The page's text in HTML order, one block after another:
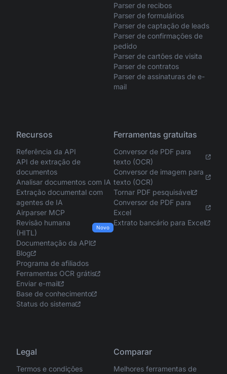
Parser de recibos
Parser de formulários
Parser de captação de leads
Parser de confirmações de
pedido
Parser de cartões de visita
Parser de contratos
Parser de assinaturas de e-
mail
Recursos
Referência da API
API de extração de
documentos
Analisar documentos com IA
Extração documental com
agentes de IA
Airparser MCP
Revisão humana
(HITL)
Novo
Documentação da API
Blog
Programa de afiliados
Ferramentas OCR grátis
Enviar e-mail
Base de conhecimento
Status do sistema
Ferramentas gratuitas
Conversor de PDF para
texto (OCR)
Conversor de imagem para
texto (OCR)
Tornar PDF pesquisável
Conversor de PDF para
Excel
Extrato bancário para Excel
Legal
Termos e condições
Comparar
Melhores ferramentas de